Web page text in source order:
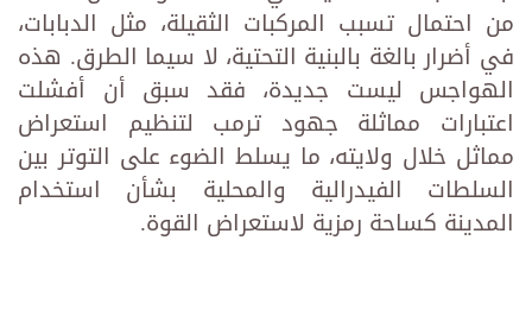
من احتمال تسبب المركبات الثقيلة، مثل الدبابات،
في أضرار بالغة بالبنية التحتية، لا سيما الطرق. هذه
الهواجس ليست جديدة، فقد سبق أن أفشلت
اعتبارات مماثلة جهود ترمب لتنظيم استعراض
مماثل خلال ولايته، ما يسلط الضوء على التوتر بين
السلطات الفيدرالية والمحلية بشأن استخدام
المدينة كساحة رمزية لاستعراض القوة.